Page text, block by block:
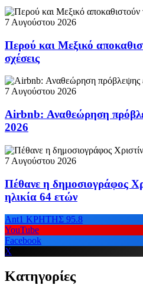
7 Αυγούστου 2026
Περού και Μεξικό
σχέσεις
7 Αυγούστου 2026
Airbnb: Αναθεώρηση
2026
7 Αυγούστου 2026
Πέθανε η δημοσιογράφος
ηλικία 64 ετών
Ant1 ΚΡΗΤΗΣ 95.8
YouTube
Facebook
X
Κατηγορίες